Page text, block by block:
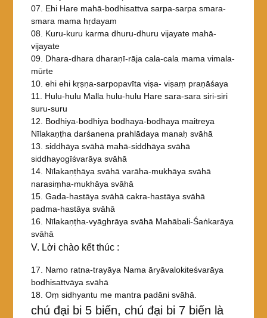
07. Ehi Hare mahā-bodhisattva sarpa-sarpa smara-
smara mama hṛdayam
08. Kuru-kuru karma dhuru-dhuru vijayate mahā-
vijayate
09. Dhara-dhara dharaṇī-rāja cala-cala mama vimala-
mūrte
10. ehi ehi kṛṣṇa-sarpopavīta viṣa- viṣaṃ praṇāśaya
11. Hulu-hulu Malla hulu-hulu Hare sara-sara siri-siri
suru-suru
12. Bodhiya-bodhiya bodhaya-bodhaya maitreya
Nīlakaṇṭha darśanena prahlādaya manaḥ svāhā
13. siddhāya svāhā mahā-siddhāya svāhā
siddhayogīśvarāya svāhā
14. Nīlakaṇṭhāya svāhā varāha-mukhāya svāhā
narasiṃha-mukhāya svāhā
15. Gada-hastāya svāhā cakra-hastāya svāhā
padma-hastāya svāhā
16. Nīlakaṇṭha-vyāghrāya svāhā Mahābali-Śaṅkarāya
svāhā
V. Lời chào kết thúc :
17. Namo ratna-trayāya Nama āryāvalokiteśvarāya
bodhisattvāya svāhā
18. Oṃ sidhyantu me mantra padāni svāhā.
chú đại bi 5 biến, chú đại bi 7 biến là